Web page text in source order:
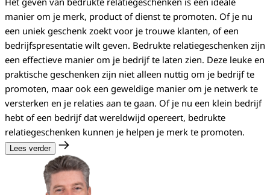
manier om je merk, product of dienst te promoten. Of je nu
een uniek geschenk zoekt voor je trouwe klanten, of een
bedrijfspresentatie wilt geven. Bedrukte relatiegeschenken zijn
een effectieve manier om je bedrijf te laten zien. Deze leuke en
praktische geschenken zijn niet alleen nuttig om je bedrijf te
promoten, maar ook een geweldige manier om je netwerk te
versterken en je relaties aan te gaan. Of je nu een klein bedrijf
hebt of een bedrijf dat wereldwijd opereert, bedrukte
relatiegeschenken kunnen je helpen je merk te promoten.
Lees verder